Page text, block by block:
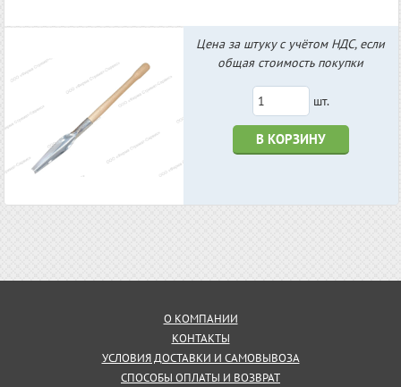
Цена за штуку с учётом НДС, если
общая стоимость покупки
шт.
В КОРЗИНУ
О КОМПАНИИ
КОНТАКТЫ
УСЛОВИЯ ДОСТАВКИ И САМОВЫВОЗА
СПОСОБЫ ОПЛАТЫ И ВОЗВРАТ